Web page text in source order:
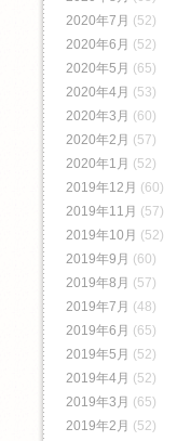
2020年7月 (52)
2020年6月 (52)
2020年5月 (65)
2020年4月 (53)
2020年3月 (60)
2020年2月 (57)
2020年1月 (52)
2019年12月 (60)
2019年11月 (57)
2019年10月 (52)
2019年9月 (60)
2019年8月 (57)
2019年7月 (48)
2019年6月 (65)
2019年5月 (52)
2019年4月 (52)
2019年3月 (65)
2019年2月 (52)